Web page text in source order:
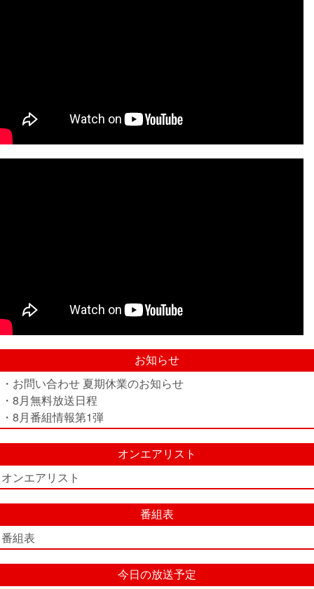
お知らせ
・お問い合わせ 夏期休業のお知らせ
・8月無料放送日程
・8月番組情報第1弾
オンエアリスト
オンエアリスト
番組表
番組表
今日の放送予定